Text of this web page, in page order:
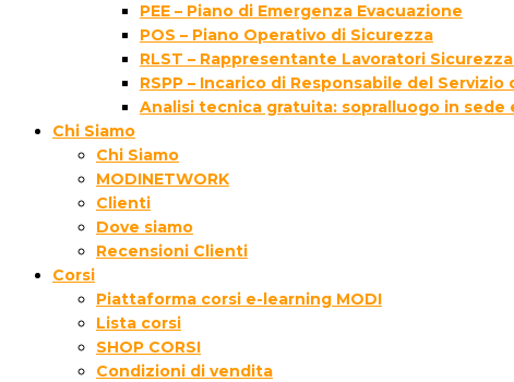
PEE – Piano di Emergenza Evacuazione
POS – Piano Operativo di Sicurezza
RLST – Rappresentante Lavoratori
RSPP – Incarico di Responsabile del
Analisi tecnica gratuita: sopralluogo in
Chi Siamo
Chi Siamo
MODINETWORK
Clienti
Dove siamo
Recensioni Clienti
Corsi
Piattaforma corsi e-learning MODI
Lista corsi
SHOP CORSI
Condizioni di vendita